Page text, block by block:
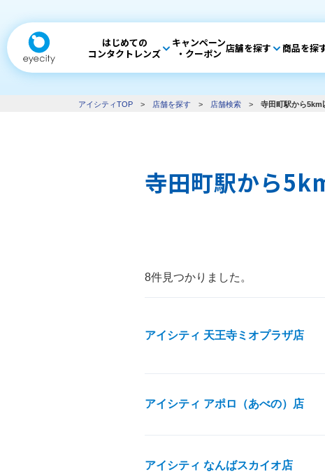
はじめての
コンタクトレンズ
キャンペーン
・クーポン 店舗を探す 商品を探
アイシティTOP > 店舗を探す > 店舗検索 > 寺田町駅から5km
寺田町駅から
8件見つかりました。
アイシティ 天王寺ミオプラザ店
アイシティ アポロ（あべの）店
アイシティ なんばスカイオ店